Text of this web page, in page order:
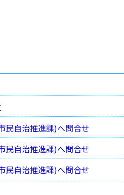
民自治推進課)へ問合せ
民自治推進課)へ問合せ
民自治推進課)へ問合せ